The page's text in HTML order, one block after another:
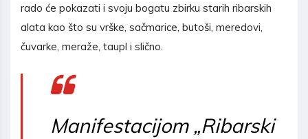
rado će pokazati i svoju bogatu zbirku starih ribarskih
alata kao što su vrške, sačmarice, butoši, meredovi,
čuvarke, meraže, taupl i slično.
Manifestacijom „Ribarski